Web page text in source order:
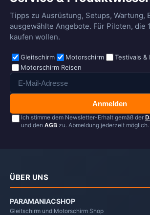
Tipps zu Ausrüstung, Setups, Wartung,
ausgewählte Angebote. Für Piloten, die
kaufen wollen.
Gleitschirm Motorschirm
Testivals &
Motorschirm Reisen
Anmelden
Ich stimme dem Newsletter-Erhalt gemäß der
und den AGB zu. Abmeldung jederzeit möglich.
ÜBER UNS
PARAMANIACSHOP
Gleitschirm und Motorschirm Shop